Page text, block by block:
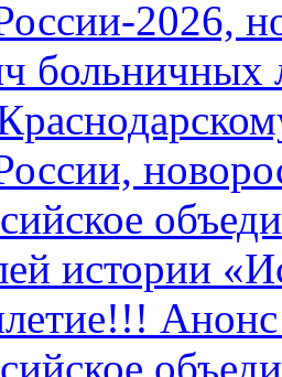
2026,
больничных
истории